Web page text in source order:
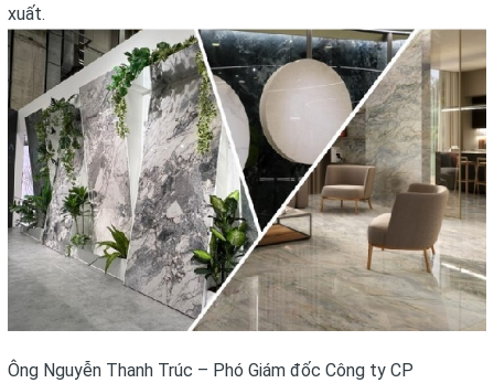
xuất.
Ông Nguyễn Thanh Trúc – Phó Giám đốc Công ty CP